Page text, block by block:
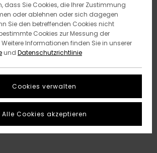
dass Sie Cookies, die Ihrer Zustimmung
oder ablehnen oder sich dagegen
Sie den betreffenden Cookies nicht
Cookies zur Messung der
Informationen finden Sie in unserer
und Datenschutzrichtlinie
Cookies verwalten
Alle Cookies akzeptieren